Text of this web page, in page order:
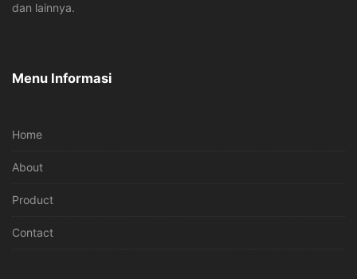
dan lainnya.
Menu Informasi
Home
About
Product
Contact